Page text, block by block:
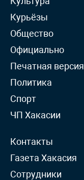
Курьёзы
Общество
Официально
Печатная версия
Политика
Спорт
ЧП Хакасии
Контакты
Газета Хакасия
Сотрудники